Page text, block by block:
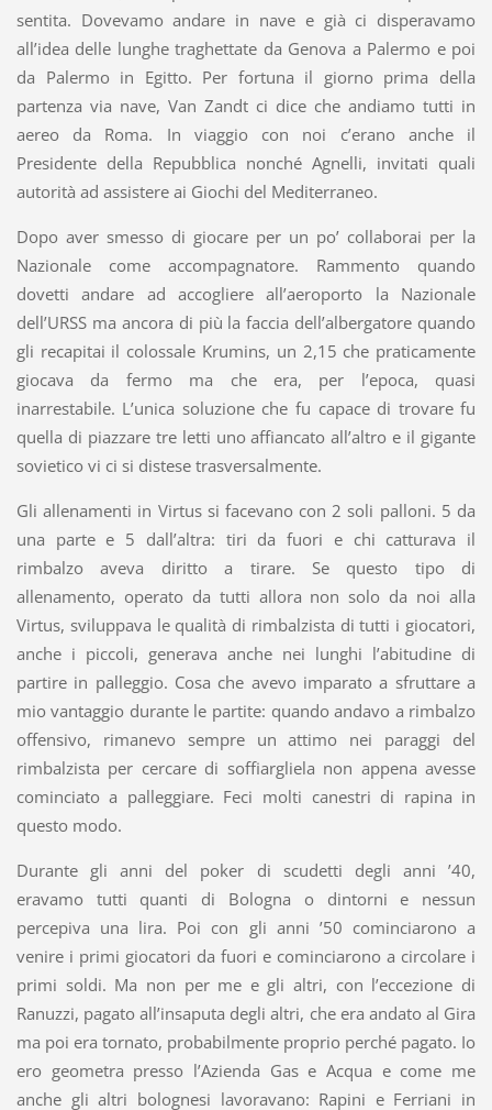
sentita. Dovevamo andare in nave e già ci disperavamo
all’idea delle lunghe traghettate da Genova a Palermo e poi
da Palermo in Egitto. Per fortuna il giorno prima della
partenza via nave, Van Zandt ci dice che andiamo tutti in
aereo da Roma. In viaggio con noi c’erano anche il
Presidente della Repubblica nonché Agnelli, invitati quali
autorità ad assistere ai Giochi del Mediterraneo.
Dopo aver smesso di giocare per un po’ collaborai per la
Nazionale come accompagnatore. Rammento quando
dovetti andare ad accogliere all’aeroporto la Nazionale
dell’URSS ma ancora di più la faccia dell’albergatore quando
gli recapitai il colossale Krumins, un 2,15 che praticamente
giocava da fermo ma che era, per l’epoca, quasi
inarrestabile. L’unica soluzione che fu capace di trovare fu
quella di piazzare tre letti uno affiancato all’altro e il gigante
sovietico vi ci si distese trasversalmente.
Gli allenamenti in Virtus si facevano con 2 soli palloni. 5 da
una parte e 5 dall’altra: tiri da fuori e chi catturava il
rimbalzo aveva diritto a tirare. Se questo tipo di
allenamento, operato da tutti allora non solo da noi alla
Virtus, sviluppava le qualità di rimbalzista di tutti i giocatori,
anche i piccoli, generava anche nei lunghi l’abitudine di
partire in palleggio. Cosa che avevo imparato a sfruttare a
mio vantaggio durante le partite: quando andavo a rimbalzo
offensivo, rimanevo sempre un attimo nei paraggi del
rimbalzista per cercare di soffiargliela non appena avesse
cominciato a palleggiare. Feci molti canestri di rapina in
questo modo.
Durante gli anni del poker di scudetti degli anni ’40,
eravamo tutti quanti di Bologna o dintorni e nessun
percepiva una lira. Poi con gli anni ’50 cominciarono a
venire i primi giocatori da fuori e cominciarono a circolare i
primi soldi. Ma non per me e gli altri, con l’eccezione di
Ranuzzi, pagato all’insaputa degli altri, che era andato al Gira
ma poi era tornato, probabilmente proprio perché pagato. Io
ero geometra presso l’Azienda Gas e Acqua e come me
anche gli altri bolognesi lavoravano: Rapini e Ferriani in